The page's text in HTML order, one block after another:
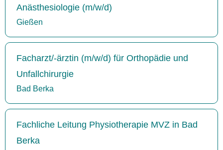
Anästhesiologie (m/w/d)
Gießen
Facharzt/-ärztin (m/w/d) für Orthopädie und
Unfallchirurgie
Bad Berka
Fachliche Leitung Physiotherapie MVZ in Bad
Berka